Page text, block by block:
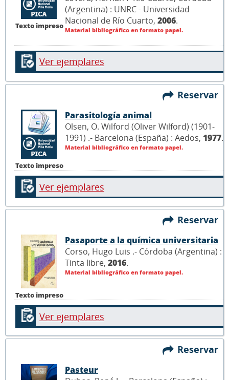
Texto impreso
(Argentina) : UNRC - Universidad
Nacional de Río Cuarto, 2006.
Material bibliográfico en formato papel.
Ver ejemplares
Reservar
Texto impreso
Parasitología animal
Olsen, O. Wilford (Oliver Wilford) (1901-
1991) .- Barcelona (España) : Aedos, 1977.
Material bibliográfico en formato papel.
Ver ejemplares
Reservar
Texto impreso
Pasaporte a la química universitaria
Corso, Hugo Luis .- Córdoba (Argentina) :
Tinta libre, 2016.
Material bibliográfico en formato papel.
Ver ejemplares
Reservar
Pasteur